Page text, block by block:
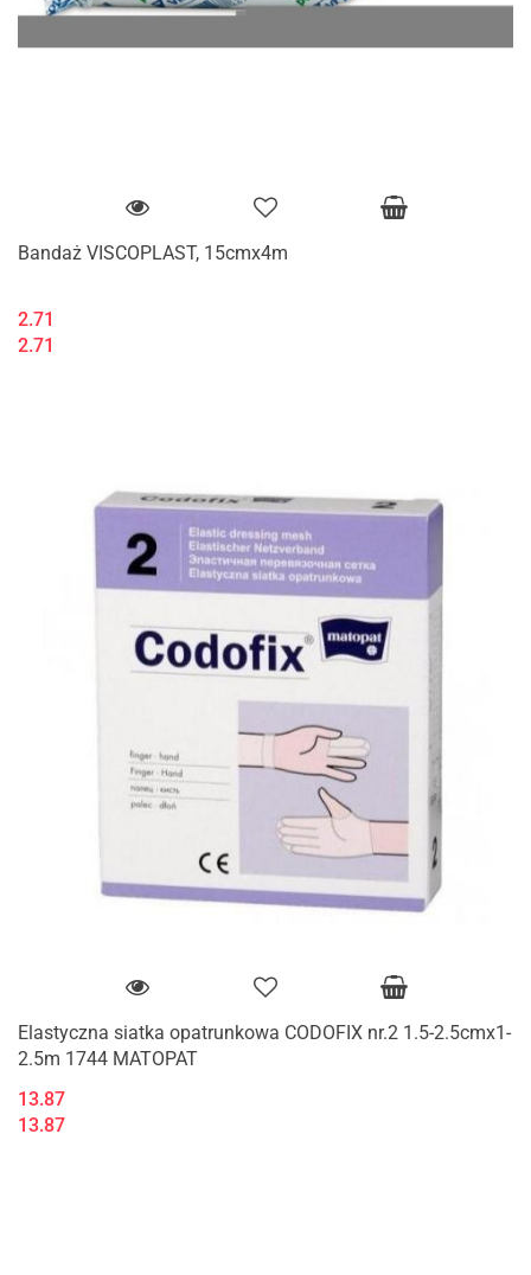
Bandaż VISCOPLAST, 15cmx4m
2.71
2.71
Elastyczna siatka opatrunkowa CODOFIX nr.2 1.5-2.5cmx1-
2.5m 1744 MATOPAT
13.87
13.87